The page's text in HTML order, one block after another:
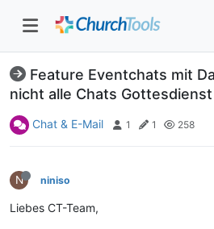
Feature Eventchats mit
nicht alle Chats
Chat & E-Mail 1 1 258
N niniso
Liebes CT-Team,